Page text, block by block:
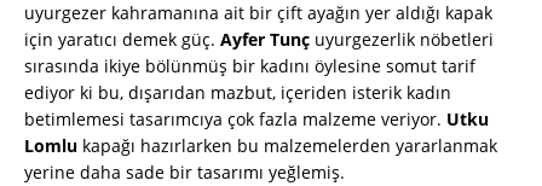
uyurgezer kahramanına ait bir çift ayağın yer aldığı kapak
için yaratıcı demek güç. Ayfer Tunç uyurgezerlik nöbetleri
sırasında ikiye bölünmüş bir kadını öylesine somut tarif
ediyor ki bu, dışarıdan mazbut, içeriden isterik kadın
betimlemesi tasarımcıya çok fazla malzeme veriyor. Utku
Lomlu kapağı hazırlarken bu malzemelerden yararlanmak
yerine daha sade bir tasarımı yeğlemiş.